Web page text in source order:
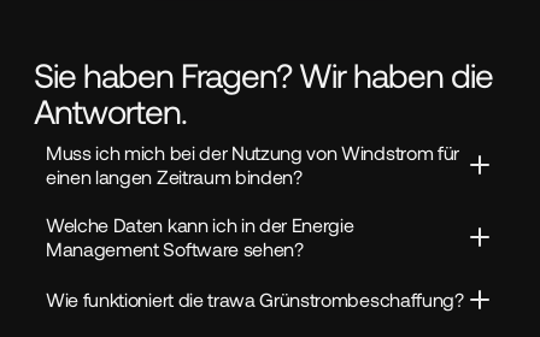
Sie haben Fragen? Wir haben die
Antworten.
Muss ich mich bei der Nutzung von Windstrom für
einen langen Zeitraum binden?
Welche Daten kann ich in der Energie
Management Software sehen?
Wie funktioniert die trawa Grünstrombeschaffung?